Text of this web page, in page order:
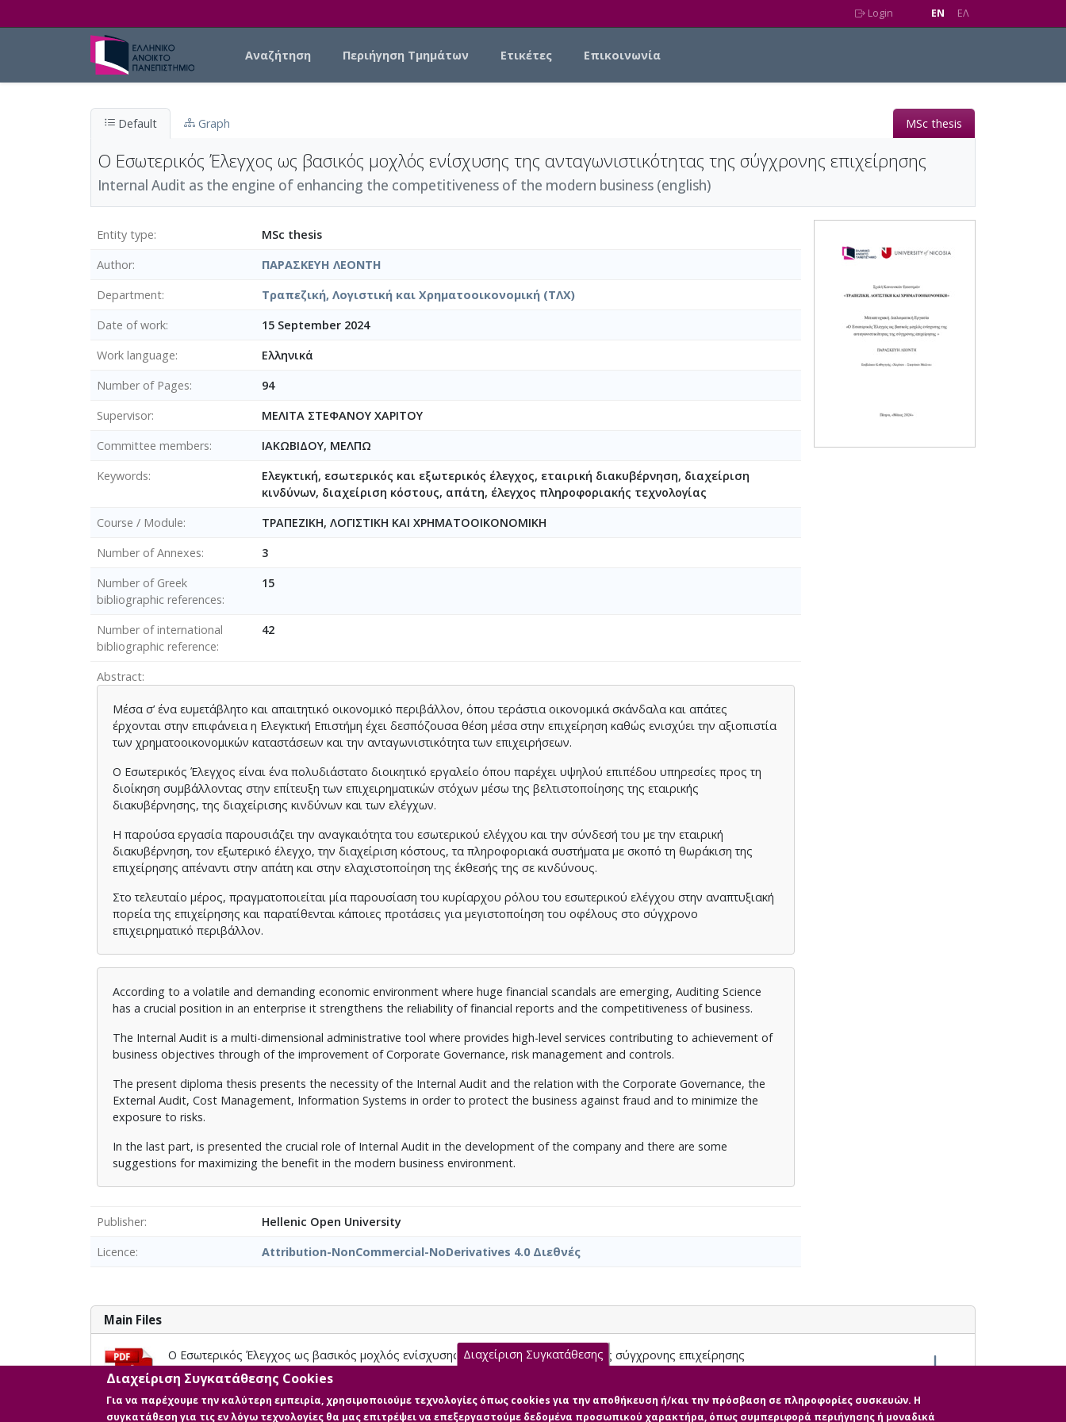
Login EN EΛ
Αναζήτηση Περιήγηση Τμημάτων Ετικέτες Επικοινωνία
Default Graph MSc thesis
Ο Εσωτερικός Έλεγχος ως βασικός μοχλός ενίσχυσης της ανταγωνιστικότητας της σύγχρονης επιχείρησης
Internal Audit as the engine of enhancing the competitiveness of the modern business (english)
Entity type
MSc thesis
Author
ΠΑΡΑΣΚΕΥΗ ΛΕΟΝΤΗ
Department
Τραπεζική, Λογιστική και Χρηματοοικονομική (ΤΛΧ)
Date of work
15 September 2024
Work language
Ελληνικά
Number of Pages
94
Supervisor
ΜΕΛΙΤΑ ΣΤΕΦΑΝΟΥ ΧΑΡΙΤΟΥ
Committee members
ΙΑΚΩΒΙΔΟΥ, ΜΕΛΠΩ
Keywords
Ελεγκτική, εσωτερικός και εξωτερικός έλεγχος, εταιρική διακυβέρνηση, διαχείριση
κινδύνων, διαχείριση κόστους, απάτη, έλεγχος πληροφοριακής τεχνολογίας
Course / Module
ΤΡΑΠΕΖΙΚΗ, ΛΟΓΙΣΤΙΚΗ ΚΑΙ ΧΡΗΜΑΤΟΟΙΚΟΝΟΜΙΚΗ
Number of Annexes
3
Number of Greek
bibliographic references
15
Number of international
bibliographic reference
42
Abstract
Μέσα σ’ ένα ευμετάβλητο και απαιτητικό οικονομικό περιβάλλον, όπου τεράστια οικονομικά σκάνδαλα και απάτες
έρχονται στην επιφάνεια η Ελεγκτική Επιστήμη έχει δεσπόζουσα θέση μέσα στην επιχείρηση καθώς ενισχύει την αξιοπιστία
των χρηματοοικονομικών καταστάσεων και την ανταγωνιστικότητα των επιχειρήσεων.
Ο Εσωτερικός Έλεγχος είναι ένα πολυδιάστατο διοικητικό εργαλείο όπου παρέχει υψηλού επιπέδου υπηρεσίες προς τη
διοίκηση συμβάλλοντας στην επίτευξη των επιχειρηματικών στόχων μέσω της βελτιστοποίησης της εταιρικής
διακυβέρνησης, της διαχείρισης κινδύνων και των ελέγχων.
Η παρούσα εργασία παρουσιάζει την αναγκαιότητα του εσωτερικού ελέγχου και την σύνδεσή του με την εταιρική
διακυβέρνηση, τον εξωτερικό έλεγχο, την διαχείριση κόστους, τα πληροφοριακά συστήματα με σκοπό τη θωράκιση της
επιχείρησης απέναντι στην απάτη και στην ελαχιστοποίηση της έκθεσής της σε κινδύνους.
Στο τελευταίο μέρος, πραγματοποιείται μία παρουσίαση του κυρίαρχου ρόλου του εσωτερικού ελέγχου στην αναπτυξιακή
πορεία της επιχείρησης και παρατίθενται κάποιες προτάσεις για μεγιστοποίηση του οφέλους στο σύγχρονο
επιχειρηματικό περιβάλλον.
According to a volatile and demanding economic environment where huge financial scandals are emerging, Auditing Science
has a crucial position in an enterprise it strengthens the reliability of financial reports and the competitiveness of business.
The Internal Audit is a multi-dimensional administrative tool where provides high-level services contributing to achievement of
business objectives through of the improvement of Corporate Governance, risk management and controls.
The present diploma thesis presents the necessity of the Internal Audit and the relation with the Corporate Governance, the
External Audit, Cost Management, Information Systems in order to protect the business against fraud and to minimize the
exposure to risks.
In the last part, is presented the crucial role of Internal Audit in the development of the company and there are some
suggestions for maximizing the benefit in the modern business environment.
Publisher
Hellenic Open University
Licence
Attribution-NonCommercial-NoDerivatives 4.0 Διεθνές
Main Files
Ο Εσωτερικός Έλεγχος ως βασικός μοχλός ενίσχυσης της ανταγωνιστικότητας της σύγχρονης επιχείρησης
Description: Διπλωματική εργασία.pdf (pdf)
Size: 2.1 MB
Διαχείριση Συγκατάθεσης
Διαχείριση Συγκατάθεσης Cookies
Για να παρέχουμε την καλύτερη εμπειρία, χρησιμοποιούμε τεχνολογίες όπως cookies για την αποθήκευση ή/και την πρόσβαση σε πληροφορίες συσκευών. Η
συγκατάθεση για τις εν λόγω τεχνολογίες θα μας επιτρέψει να επεξεργαστούμε δεδομένα προσωπικού χαρακτήρα, όπως συμπεριφορά περιήγησης ή μοναδικά